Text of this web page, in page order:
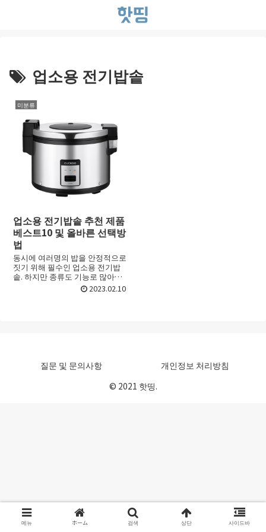
업소용 전기밥솥
미분류
업소용 전기밥솥 추천 제품
베스트10 및 올바른 선택방
법
동시에 여러명의 밥을 안정적으로
짓기 위해 필수인 업소용 전기밥
솥. 하지만 종류도 기능로 많아서
어떤 업소용 전기밥솥를 골라야
할지 선택하기가 어려울 때가 있
2023.02.10
질문 및 문의사항
개인정보 처리방침
© 2021 핫띵.
메뉴 ホーム 검색 상단 사이드바